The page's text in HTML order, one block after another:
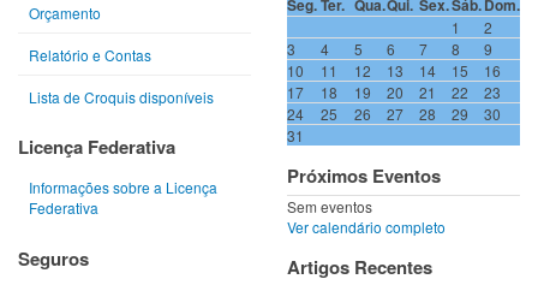
Orçamento
Relatório e Contas
Lista de Croquis disponíveis
Licença Federativa
Informações sobre a Licença
Federativa
Seguros
1
2
3
4 5 6 7 8
9
10
11 12 13 14 15
16
17
18 19 20 21 22
23
24
25 26 27 28 29
30
31
Próximos Eventos
Sem eventos
Ver calendário completo
Artigos Recentes